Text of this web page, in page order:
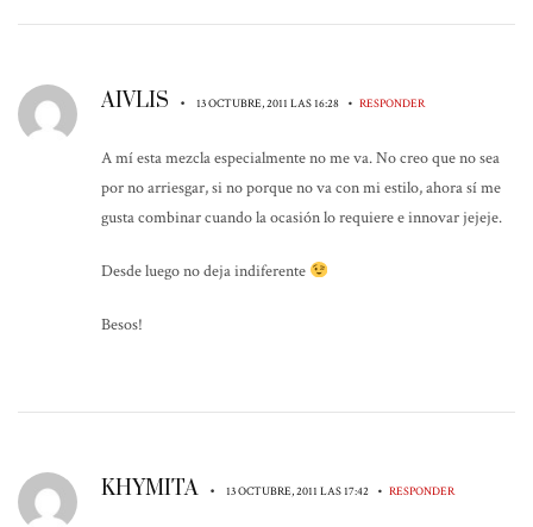
AIVLIS • 13 OCTUBRE, 2011 LAS 16:28 • RESPONDER
A mí esta mezcla especialmente no me va. No creo que no sea
por no arriesgar, si no porque no va con mi estilo, ahora sí me
gusta combinar cuando la ocasión lo requiere e innovar jejeje.
Desde luego no deja indiferente
Besos!
KHYMITA • 13 OCTUBRE, 2011 LAS 17:42 • RESPONDER